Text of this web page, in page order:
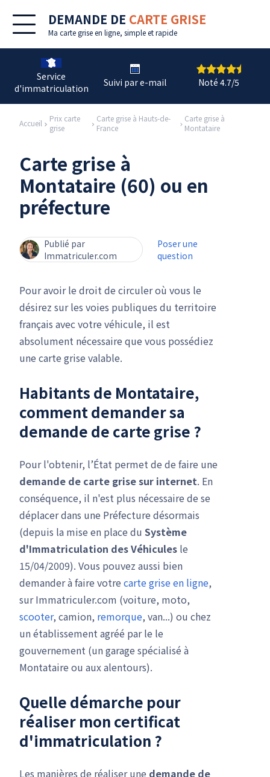
DEMANDE DE CARTE GRISE
Ma carte grise en ligne, simple et rapide
Service
d'immatriculation
Suivi par e-mail Noté 4.7/5
Accueil
Prix carte
grise
Carte grise à Hauts-de-
France
Carte grise à
Montataire
Carte grise à
Montataire (60) ou en
préfecture
Publié par
Immatriculer.com
Poser une
question
Pour avoir le droit de circuler où vous le
désirez sur les voies publiques du territoire
français avec votre véhicule, il est
absolument nécessaire que vous possédiez
une carte grise valable.
Habitants de Montataire,
comment demander sa
demande de carte grise ?
Pour l'obtenir, l’État permet de de faire une
demande de carte grisesur internet. En
conséquence, il n'est plus nécessaire de se
déplacer dans une Préfecture désormais
(depuis la mise en place du Système
d'Immatriculation des Véhicules le
15/04/2009). Vous pouvez aussi bien
demander à faire votre carte grise en ligne,
sur Immatriculer.com (voiture, moto,
scooter, camion, remorque, van...) ou chez
un établissement agréé par le le
gouvernement (un garage spécialisé à
Montataire ou aux alentours).
Quelle démarche pour
réaliser mon certificat
d'immatriculation ?
Les manières de réaliser une demande de